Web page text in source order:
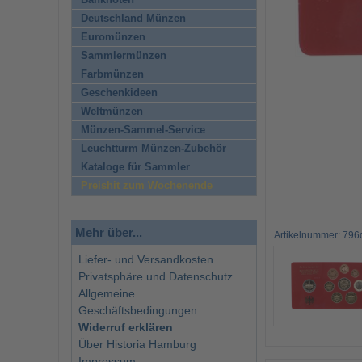
Artikelnummer:
Deutschland Münzen
Euromünzen
Sammlermünzen
Farbmünzen
Geschenkideen
Weltmünzen
Münzen-Sammel-Service
Leuchtturm Münzen-Zubehör
Kataloge für Sammler
Preishit zum Wochenende
Mehr über...
Liefer- und Versandkosten
Privatsphäre und Datenschutz
Allgemeine
Geschäftsbedingungen
Widerruf erklären
Über Historia Hamburg